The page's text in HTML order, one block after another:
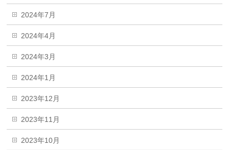
2024年7月
2024年4月
2024年3月
2024年1月
2023年12月
2023年11月
2023年10月